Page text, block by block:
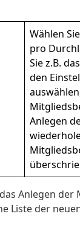
Wählen
pro
Sie z.B.
den
Anlegen
Anlegen
Liste der